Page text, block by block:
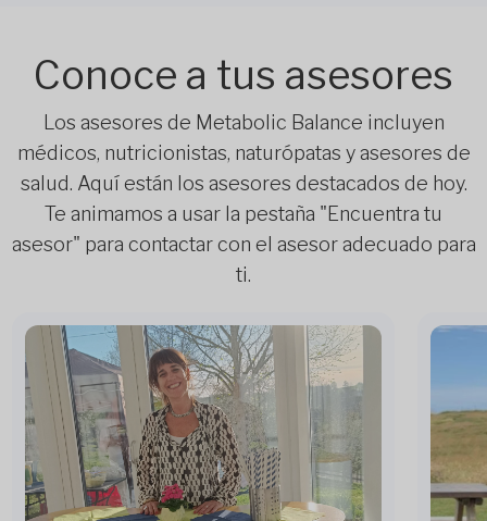
Conoce a tus asesores
Los asesores de Metabolic Balance incluyen
médicos, nutricionistas, naturópatas y asesores de
salud. Aquí están los asesores destacados de hoy.
Te animamos a usar la pestaña "Encuentra tu
asesor" para contactar con el asesor adecuado para
ti.